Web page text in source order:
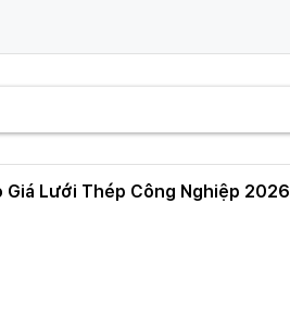
Giá Lưới Thép Công Nghiệp 2026